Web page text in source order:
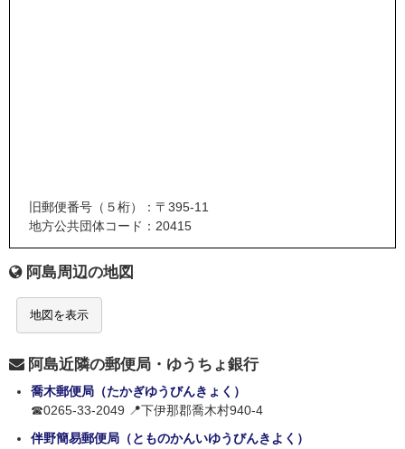
旧郵便番号（５桁）：〒395-11
地方公共団体コード：20415
阿島周辺の地図
地図を表示
阿島近隣の郵便局・ゆうちょ銀行
喬木郵便局（たかぎゆうびんきょく）
☎0265-33-2049 📍下伊那郡喬木村940-4
伴野簡易郵便局（とものかんいゆうびんきよく）